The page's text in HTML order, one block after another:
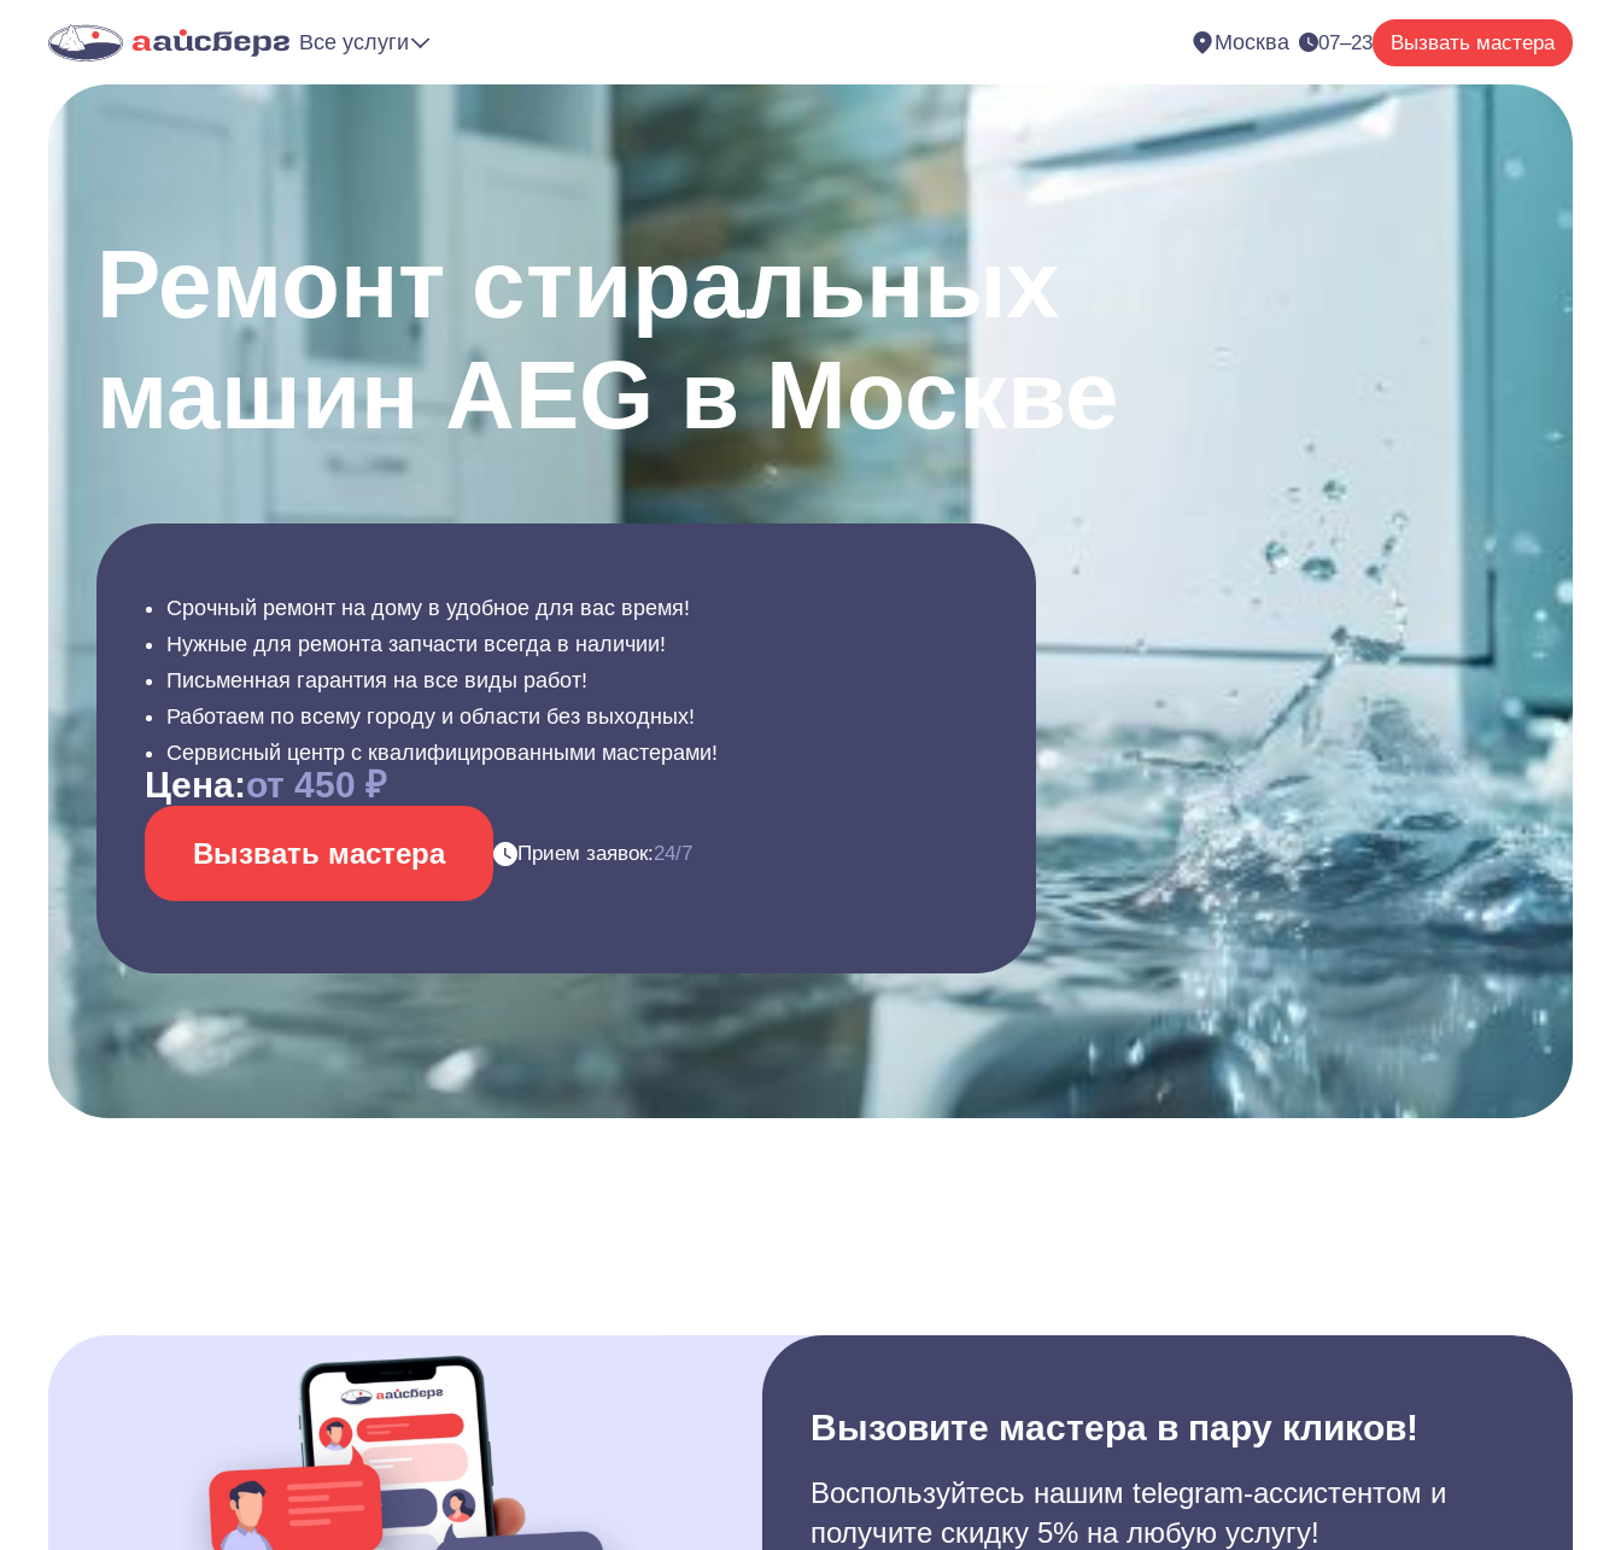
Все услуги Москва 07–23 Вызвать мастера
Ремонт стиральных
машин AEG в Москве
Срочный ремонт на дому в удобное для вас время!
Нужные для ремонта запчасти всегда в наличии!
Письменная гарантия на все виды работ!
Работаем по всему городу и области без выходных!
Сервисный центр с квалифицированными мастерами!
Цена:от 450 ₽
Вызвать мастера Прием заявок:24/7
Вызовите мастера в пару кликов!
Воспользуйтесь нашим telegram-ассистентом и
получите скидку 5% на любую услугу!